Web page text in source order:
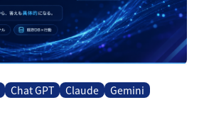
Chat GPT Claude
Gemini